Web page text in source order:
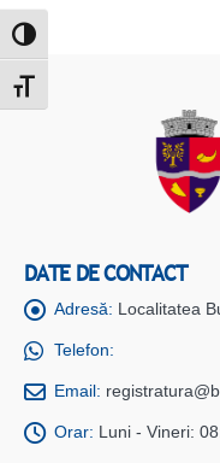
Toggle High Contrast
Toggle Font size
DATE DE CONTACT
Adresă: Localitatea
Telefon:
Email:
Orar: Luni - Vineri: